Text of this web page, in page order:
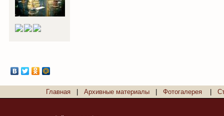
Главная Архивные материалы Фотогалерея